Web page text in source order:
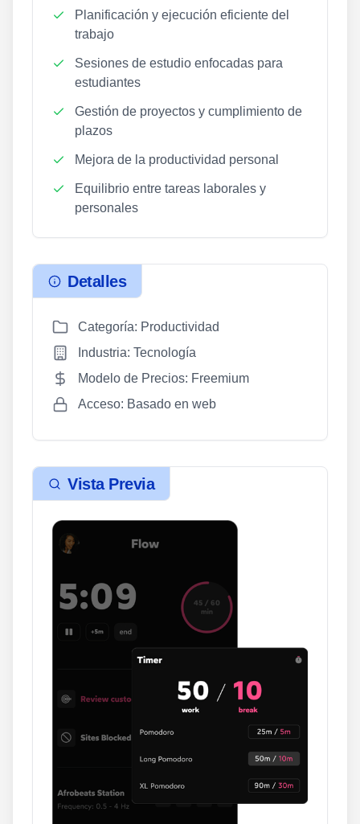
Planificación y ejecución eficiente del
trabajo
Sesiones de estudio enfocadas para
estudiantes
Gestión de proyectos y cumplimiento de
plazos
Mejora de la productividad personal
Equilibrio entre tareas laborales y
personales
Detalles
Categoría: Productividad
Industria: Tecnología
Modelo de Precios: Freemium
Acceso: Basado en web
Vista Previa